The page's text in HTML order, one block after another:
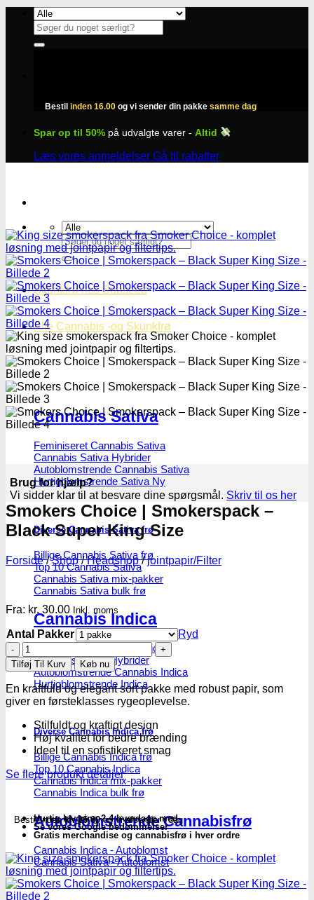
Fortsæt
indhold
Søg
efter:
Bestil inden 16.00 og vi sender din pakke samme dag
Spar op til 50% på udvalgte varer - Altid
Læs vores anmeldelser Gå til rabatter
Søg
efter:
Skunkfrø hos Subseed
Alle Cannabis -og Skunkfrø
Cannabis Sativa
Feminiseret Cannabis Sativa
Cannabis Sativa Hybrider
Autoblomstrende Cannabis Sativa
Hurtigblomstrende Sativa
Diverse Cannabis Sativa frø
Billige Cannabis Sativa frø
Top 10 Cannabis Sativa
Cannabis Sativa mix-pakker
Cannabis Sativa bulk frø
Cannabis Indica
Feminiseret Cannabis Indica
Cannabis Indica Hybrider
Autoblomstrende Cannabis Indica
Hurtigblomstrende Indica
Diverse Cannabis Indica frø
Billige Cannabis Indica frø
Top 10 Cannabis Indica
Cannabis Indica mix-pakker
Cannabis Indica bulk frø
Autoblomstrende Cannabisfrø
Cannabis Indica - Autoblomst
Cannabis Sativa - Autoblomst
Brug for hjælp?
Vi sidder klar til at besvare dine spørgsmål. Skriv til os her
Smokers Choice | Smokerspack –
Black Super King Size
Forside / Shop / Headshop / jointpapir/Filter
Fra: kr. 30.00 Inkl. moms
Antal Pakker
Ryd
Smokers
Choice
|
Smokerspack
–
Super
King
Size
antal
Tilføj Til Kurv Køb nu
En kraftfuld og elegant sort pakke med robust papir, som
giver en førsteklasses rygeoplevelse.
Stilfuldt og kraftigt design
Høj kvalitet for bedre brænding
Ideel til en sofistikeret smag
Se flere produkt detaljer
Bestil indenkl. 16.00og vi afsender i dag
Hurtig levering 2-4 hverdage med
Se vores Google bedømmelser
Gratis merchandise og cannabisfrø i hver ordre